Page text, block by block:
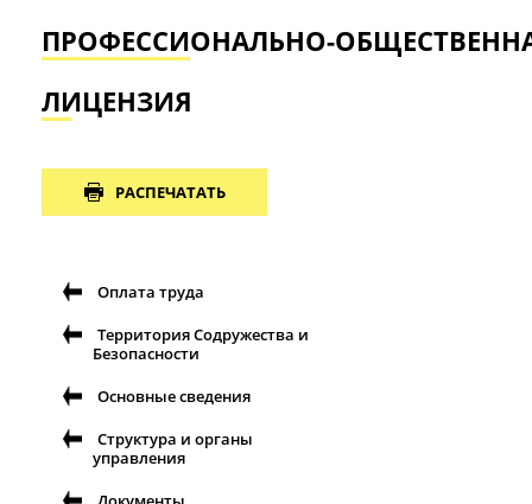
ПРОФЕССИОНАЛЬНО-
ЛИЦЕНЗИЯ
РАСПЕЧАТАТЬ
Оплата труда
Территория Содружества и
Безопасности
Основные сведения
Структура и органы
управления